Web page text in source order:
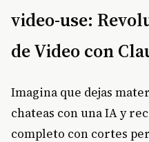
video-use:
de Video con
Imagina que dejas
chateas con una IA y
completo con cortes